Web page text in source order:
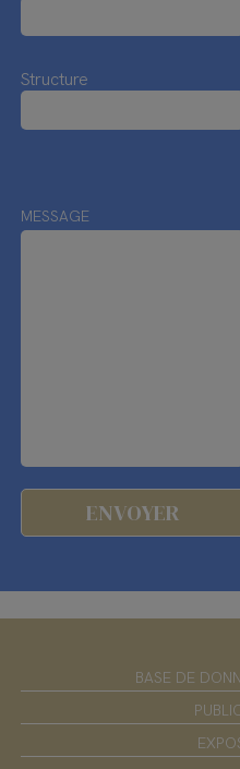
Structure
MESSAGE
BASE DE